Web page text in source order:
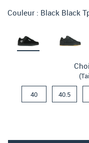
Couleur : Black Black
40 40.5